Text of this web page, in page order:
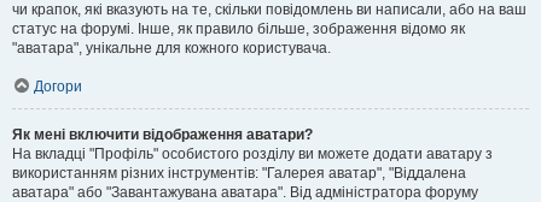
чи крапок, які вказують на те, скільки повідомлень ви написали, або на ваш
статус на форумі. Інше, як правило більше, зображення відомо як
"аватара", унікальне для кожного користувача.
Догори
Як мені включити відображення аватари?
На вкладці "Профіль" особистого розділу ви можете додати аватару з
використанням різних інструментів: "Галерея аватар", "Віддалена
аватара" або "Завантажувана аватара". Від адміністратора форуму